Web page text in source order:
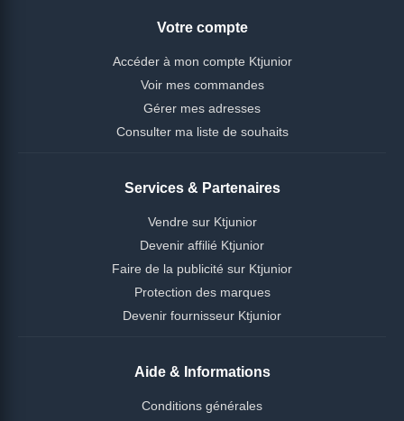
Votre compte
Accéder à mon compte Ktjunior
Voir mes commandes
Gérer mes adresses
Consulter ma liste de souhaits
Services & Partenaires
Vendre sur Ktjunior
Devenir affilié Ktjunior
Faire de la publicité sur Ktjunior
Protection des marques
Devenir fournisseur Ktjunior
Aide & Informations
Conditions générales